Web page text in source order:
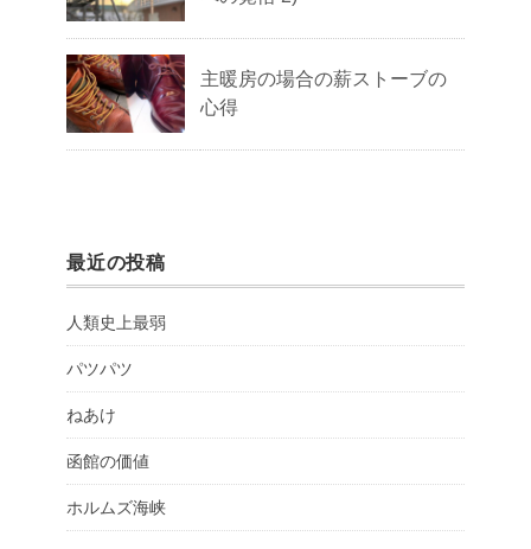
主暖房の場合の薪ストーブの
心得
最近の投稿
人類史上最弱
パツパツ
ねあけ
函館の価値
ホルムズ海峡